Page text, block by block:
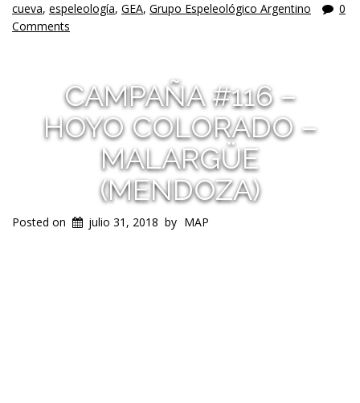
cueva, espeleología, GEA, Grupo Espeleológico Argentino
0
Comments
CAMPAÑA #116 –
HOYO COLORADO –
MALARGÜE
(MENDOZA)
Posted on julio 31, 2018 by MAP